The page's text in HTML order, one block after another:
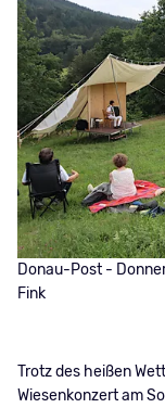
Donau-Post -
Fink
Trotz des heißen
Wiesenkonzert am